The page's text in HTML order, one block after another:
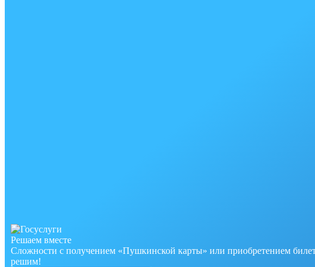
Решаем вместе
Сложности с получением «Пушкинской карты» или приобретением
решим!